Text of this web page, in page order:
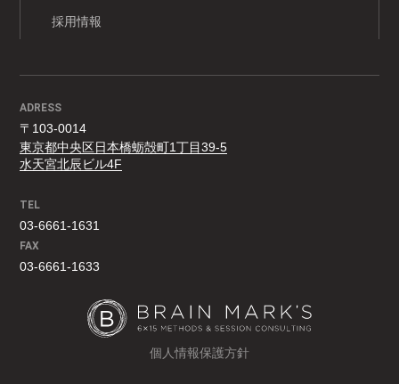
採用情報
ADRESS
〒103-0014
東京都中央区日本橋蛎殻町1丁目39-5
水天宮北辰ビル4F
TEL
03-6661-1631
FAX
03-6661-1633
個人情報保護方針